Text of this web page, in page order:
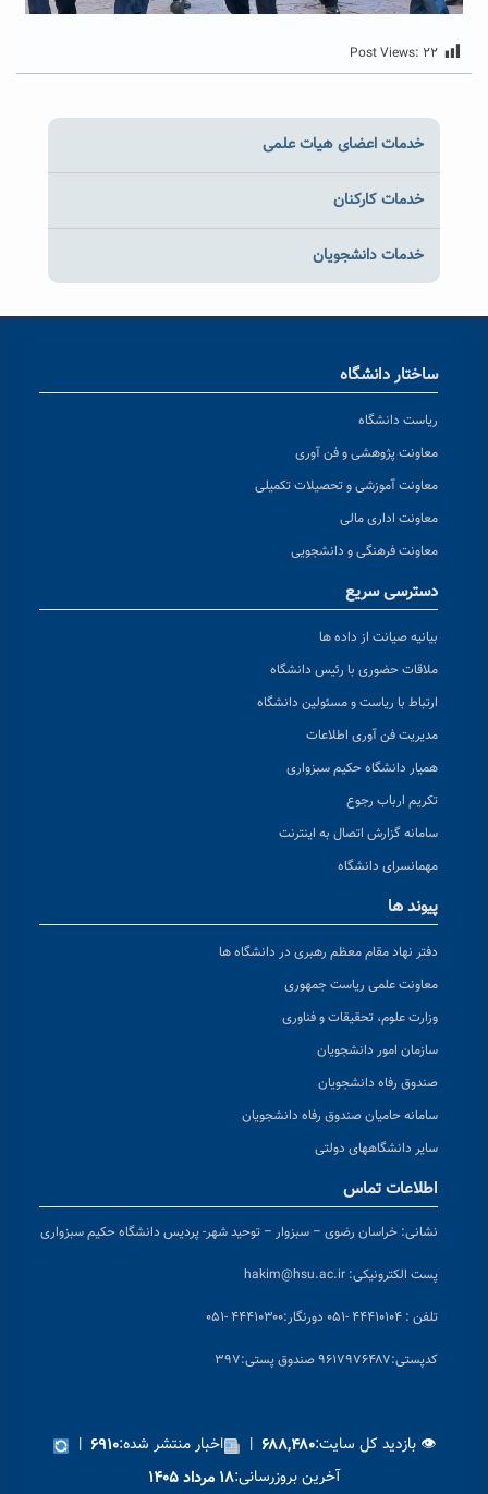
Post Views: ۲۲
خدمات اعضای هیات علمی
خدمات کارکنان
خدمات دانشجویان
ساختار دانشگاه
ریاست دانشگاه
معاونت پژوهشی و فن آوری
معاونت آموزشی و تحصیلات تکمیلی
معاونت اداری مالی
معاونت فرهنگی و دانشجویی
دسترسی سریع
بیانیه صیانت از داده ها
ملاقات حضوری با رئیس دانشگاه
ارتباط با ریاست و مسئولین دانشگاه
مدیریت فن آوری اطلاعات
همیار دانشگاه حکیم سبزواری
تکریم ارباب رجوع
سامانه گزارش اتصال به اینترنت
مهمانسرای دانشگاه
پیوند ها
دفتر نهاد مقام معظم رهبری در دانشگاه ها
معاونت علمی ریاست جمهوری
وزارت علوم، تحقیقات و فناوری
سازمان امور دانشجویان
صندوق رفاه دانشجویان
سامانه حامیان صندوق رفاه دانشجویان
سایر دانشگاههای دولتی
اطلاعات تماس
نشانی: خراسان رضوی – سبزوار – توحید شهر- پردیس دانشگاه حکیم سبزواری
پست الکترونیکی: hakim@hsu.ac.ir
تلفن : ۴۴۴۱۰۱۰۴ -۰۵۱ دورنگار:۴۴۴۱۰۳۰۰ -۰۵۱
کدپستی:۹۶۱۷۹۷۶۴۸۷ صندوق پستی:۳۹۷
👁 بازدید کل سایت:۶۸۸,۴۸۰ | اخبار منتشر شده:۶۹۱۰ |
آخرین بروزرسانی:۱۸ مرداد ۱۴۰۵